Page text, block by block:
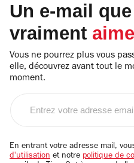
Un e-mail
vraiment
Vous ne pourrez plus vous
elle, découvrez avant tout le
moment.
email
En entrant votre adresse mail,
d'utilisation et notre politique de